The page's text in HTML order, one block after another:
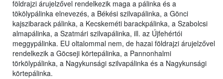
földrajzi árujelzővel rendelkezik maga a pálinka és a
tökölypálinka elnevezés, a Békési szilvapálinka, a Gönci
kajszibarack pálinka, a Kecskeméti barackpálinka, a Szabolcsi
almapálinka, a Szatmári szilvapálinka, ill. az Újfehértói
meggypálinka. EU oltalommal nem, de hazai földrajzi árujelzővel
rendelkezik a Göcseji körtepálinka, a Pannonhalmi
törkölypálinka, a Nagykunsági szilvapálinka és a Nagykunsági
körtepálinka.